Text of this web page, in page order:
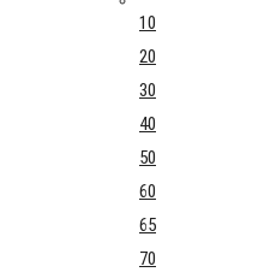
10
20
30
40
50
60
65
70